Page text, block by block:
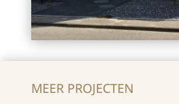
MEER PROJECTEN